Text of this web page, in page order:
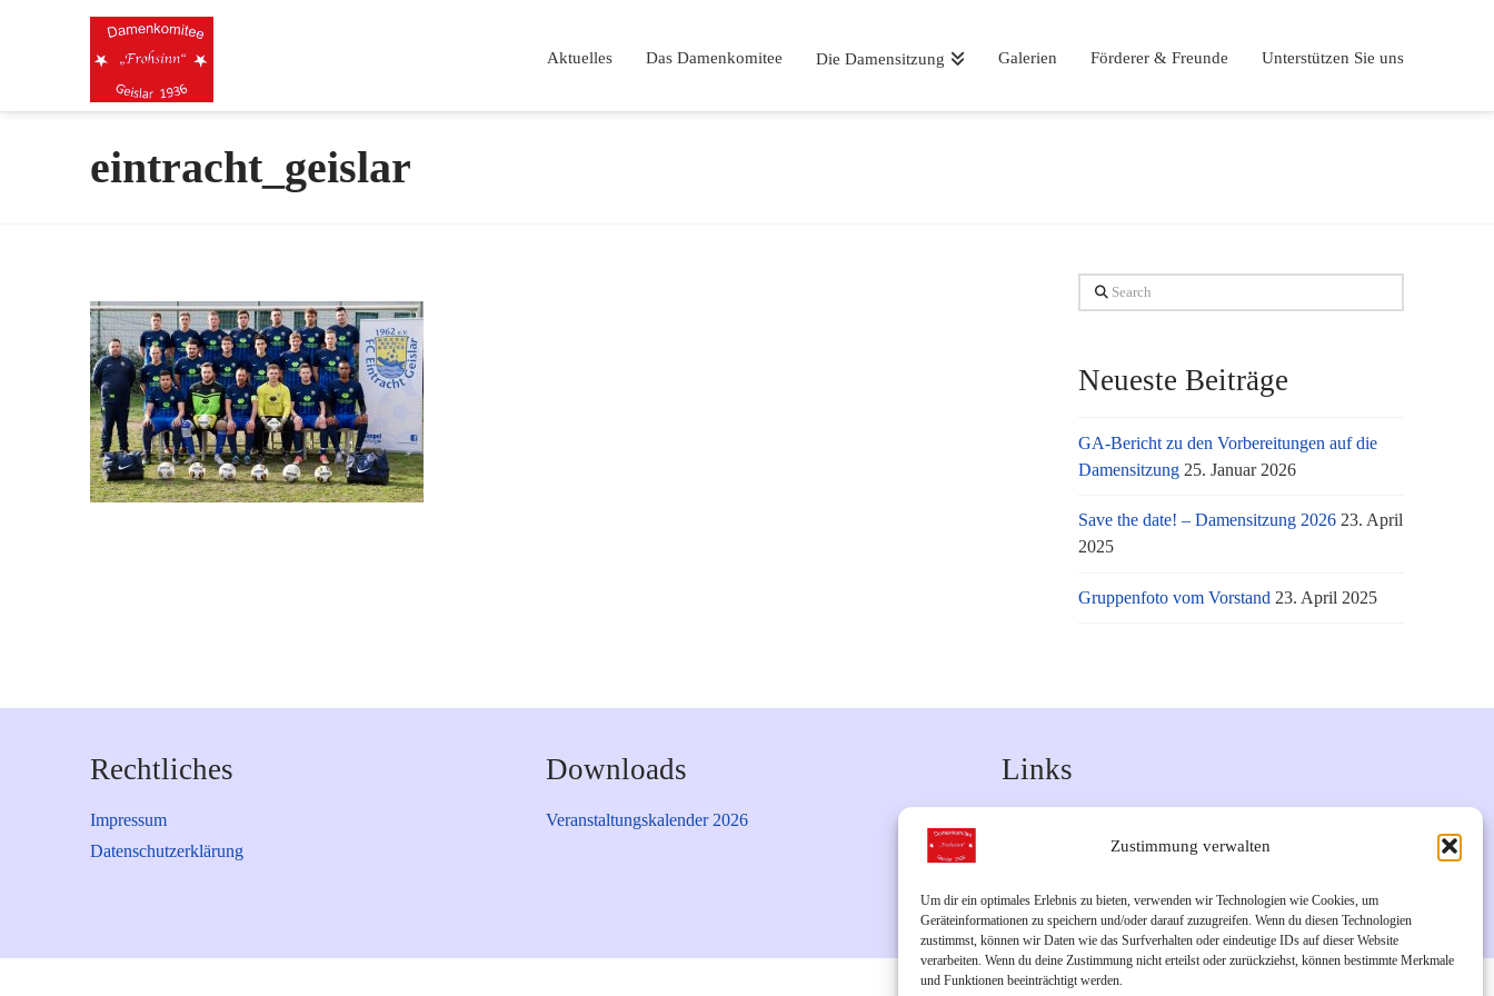
Zustimmung verwalten
Um dir ein optimales Erlebnis zu bieten, verwenden wir Technologien wie Cookies, um
Geräteinformationen zu speichern und/oder darauf zuzugreifen. Wenn du diesen Technologien
zustimmst, können wir Daten wie das Surfverhalten oder eindeutige IDs auf dieser Website
verarbeiten. Wenn du deine Zustimmung nicht erteilst oder zurückziehst, können bestimmte Merkmale
und Funktionen beeinträchtigt werden.
Aktuelles Das Damenkomitee Die Damensitzung Galerien Förderer & Freunde Unterstützen Sie uns
eintracht_geislar
Search
Neueste Beiträge
GA-Bericht zu den Vorbereitungen auf die
Damensitzung 25. Januar 2026
Save the date! – Damensitzung 2026 23. April
2025
Gruppenfoto vom Vorstand 23. April 2025
Rechtliches
Impressum
Datenschutzerklärung
Downloads
Veranstaltungskalender 2026
Links
Unsere Instagram-Seite